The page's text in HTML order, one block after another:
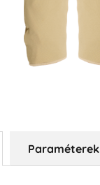
Paraméterek